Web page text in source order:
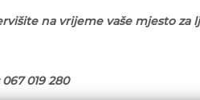
na vrijeme vaše mjesto za
019 280